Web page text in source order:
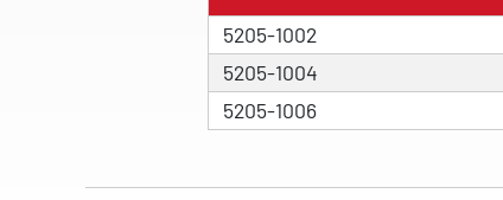
5205-1002
5205-1004
5205-1006